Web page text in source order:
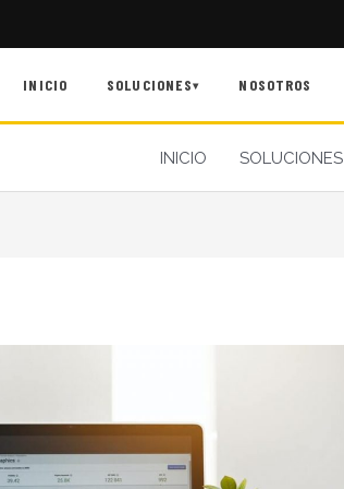
INICIO SOLUCIONES▾ NOSOTROS
INICIO SOLUCIONES